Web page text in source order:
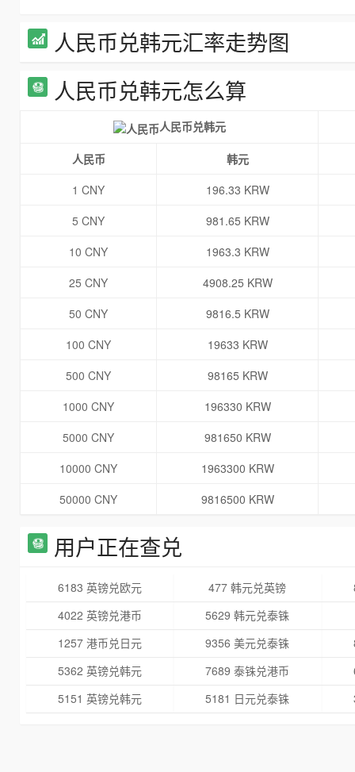
人民币兑韩元汇率走势图
人民币兑韩元怎么算
人民币兑韩元
人民币
韩元
1 CNY
196.33 KRW
5 CNY
981.65 KRW
10 CNY
1963.3 KRW
25 CNY
4908.25 KRW
50 CNY
9816.5 KRW
100 CNY
19633 KRW
500 CNY
98165 KRW
1000 CNY
196330 KRW
5000 CNY
981650 KRW
10000 CNY
1963300 KRW
50000 CNY
9816500 KRW
用户正在查兑
6183 英镑兑欧元 477 韩元兑英镑
4022 英镑兑港币
5629 韩元兑泰铢
1257 港币兑日元
9356 美元兑泰铢
5362 英镑兑韩元
7689 泰铢兑港币
5151 英镑兑韩元
5181 日元兑泰铢